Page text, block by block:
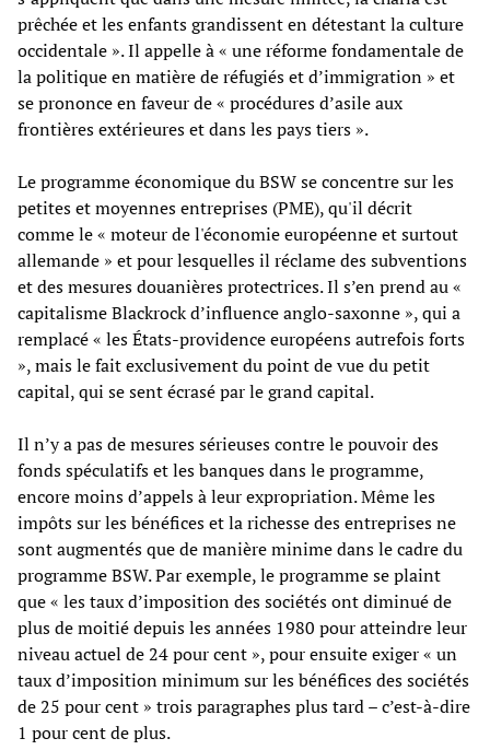
prêchée et les enfants grandissent en détestant la culture
occidentale ». Il appelle à « une réforme fondamentale de
la politique en matière de réfugiés et d’immigration » et
se prononce en faveur de « procédures d’asile aux
frontières extérieures et dans les pays tiers ».
Le programme économique du BSW se concentre sur les
petites et moyennes entreprises (PME), qu'il décrit
comme le « moteur de l'économie européenne et surtout
allemande » et pour lesquelles il réclame des subventions
et des mesures douanières protectrices. Il s’en prend au «
capitalisme Blackrock d’influence anglo-saxonne », qui a
remplacé « les États-providence européens autrefois forts
», mais le fait exclusivement du point de vue du petit
capital, qui se sent écrasé par le grand capital.
Il n’y a pas de mesures sérieuses contre le pouvoir des
fonds spéculatifs et les banques dans le programme,
encore moins d’appels à leur expropriation. Même les
impôts sur les bénéfices et la richesse des entreprises ne
sont augmentés que de manière minime dans le cadre du
programme BSW. Par exemple, le programme se plaint
que « les taux d’imposition des sociétés ont diminué de
plus de moitié depuis les années 1980 pour atteindre leur
niveau actuel de 24 pour cent », pour ensuite exiger « un
taux d’imposition minimum sur les bénéfices des sociétés
de 25 pour cent » trois paragraphes plus tard – c’est-à-dire
1 pour cent de plus.